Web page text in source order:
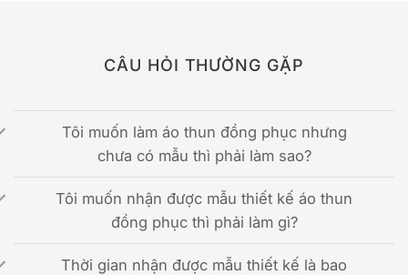
CÂU HỎI THƯỜNG GẶP
Tôi muốn làm áo thun đồng phục nhưng
chưa có mẫu thì phải làm sao?
Tôi muốn nhận được mẫu thiết kế áo thun
đồng phục thì phải làm gì?
Thời gian nhận được mẫu thiết kế là bao